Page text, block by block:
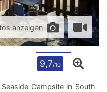
anzeigen
9,7/10
Campsite in South